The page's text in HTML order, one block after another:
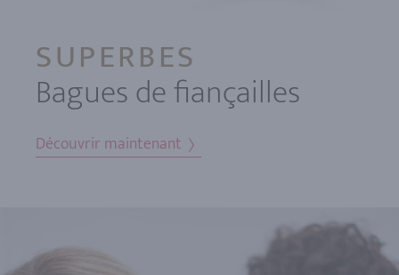
SUPERBES
Bagues de fiançailles
Découvrir maintenant